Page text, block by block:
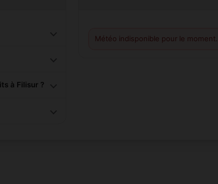
à Filisur ?
Météo indisponible pour le moment.